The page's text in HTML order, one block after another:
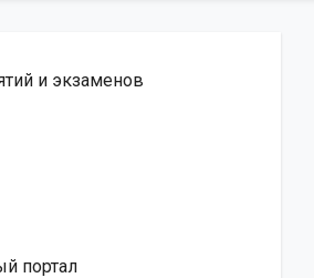
и экзаменов
портал